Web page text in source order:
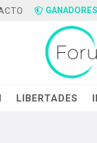
LIBERTADES